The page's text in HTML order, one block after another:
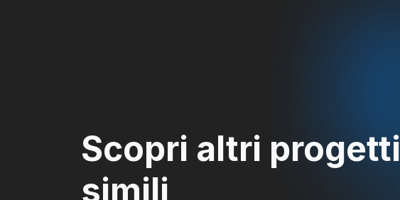
Scopri altri progetti
simili